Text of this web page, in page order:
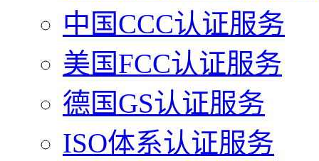
中国CCC认证服务
美国FCC认证服务
德国GS认证服务
ISO体系认证服务